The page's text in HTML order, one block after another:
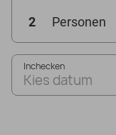
2 Personen
Inchecken
Kies datum